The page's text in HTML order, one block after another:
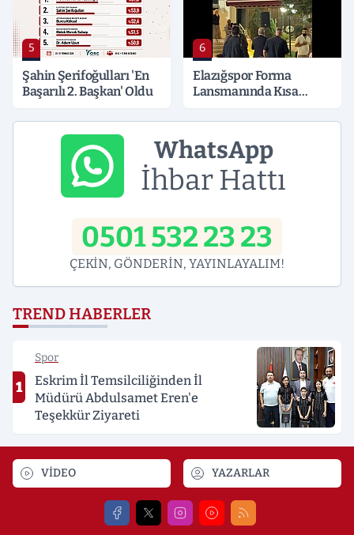
5
Şahin Şerifoğulları 'En
Başarılı 2. Başkan' Oldu
6
Elazığspor Forma
Lansmanında Kısa
WhatsApp
İhbar Hattı
0501 532 23 23
ÇEKİN, GÖNDERİN, YAYINLAYALIM!
TREND HABERLER
1
Spor
Eskrim İl Temsilciliğinden İl
Müdürü Abdulsamet Eren'e
Teşekkür Ziyareti
VİDEO YAZARLAR